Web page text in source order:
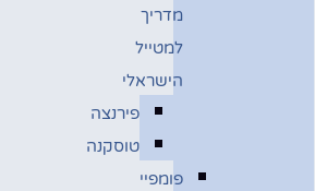
מדריך
למטייל
הישראלי
פירנצה
טוסקנה
פומפיי